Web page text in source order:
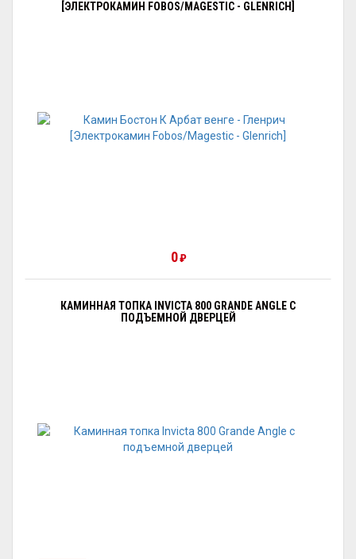
[ЭЛЕКТРОКАМИН FOBOS/MAGESTIC - GLENRICH]
0₽
КАМИННАЯ ТОПКА INVICTA 800 GRANDE ANGLE С
ПОДЪЕМНОЙ ДВЕРЦЕЙ